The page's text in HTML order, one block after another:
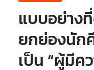
แบบอย่าง
ยกย่องนัก
เป็น “ผู้มีค